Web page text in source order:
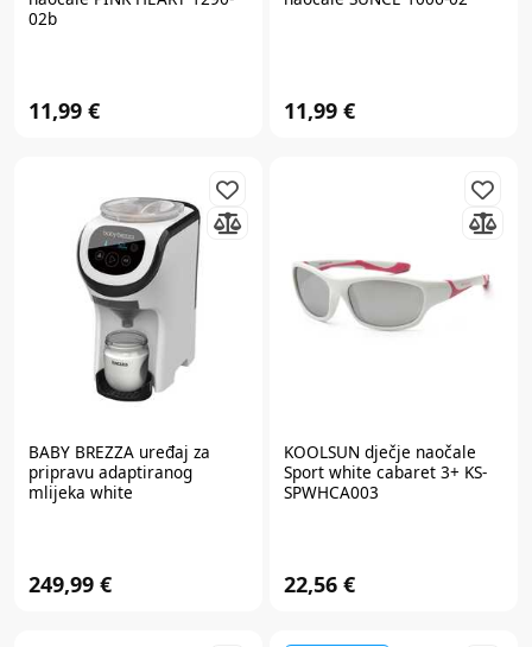
02b
11,99 € 11,99 €
BABY BREZZA uređaj za
pripravu adaptiranog
mlijeka white
249,99 €
KOOLSUN dječje naočale
Sport white cabaret 3+ KS-
SPWHCA003
22,56 €